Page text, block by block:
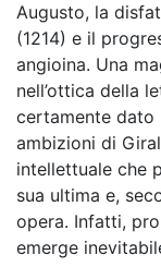
Augusto, la
(1214) e il
angioina. Una
nell’ottica della
certamente dato
ambizioni di
intellettuale che
sua ultima e,
opera. Infatti,
emerge